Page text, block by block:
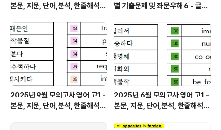
본문, 지문, 단어,분석, 한줄해석,
별 기출문제 및 좌문우해 6 - 글의
2025년 9월 모의고사 영어 고1 -
본문, 지문, 단어,분석, 한줄해석,
2025년 6월 모의고사 영어 고1 -
본문, 지문, 단어,분석, 한줄해석,